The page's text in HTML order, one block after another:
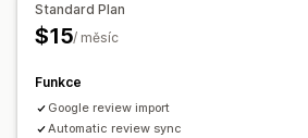
Souhrny recenzí
Formuláře
Standard Plan
$15/ měsíc
Funkce
Google review import
Automatic review sync